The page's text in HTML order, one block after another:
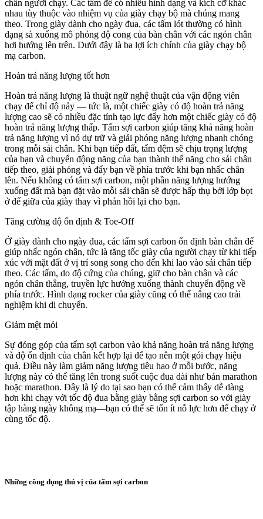
chân người chạy. Các tấm đế có nhiều hình dạng và kích cỡ khác
nhau tùy thuộc vào nhiệm vụ của giày chạy bộ mà chúng mang
theo. Trong giày dành cho ngày đua, các tấm lót thường có hình
dạng sà xuống mô phỏng độ cong của bàn chân với các ngón chân
hơi hướng lên trên. Dưới đây là ba lợi ích chính của giày chạy bộ
mạ carbon.
Hoàn trả năng lượng tốt hơn
Hoàn trả năng lượng là thuật ngữ nghệ thuật của vận động viên
chạy để chỉ độ nảy — tức là, một chiếc giày có độ hoàn trả năng
lượng cao sẽ có nhiều đặc tính tạo lực đẩy hơn một chiếc giày có độ
hoàn trả năng lượng thấp. Tấm sợi carbon giúp tăng khả năng hoàn
trả năng lượng vì nó dự trữ và giải phóng năng lượng nhanh chóng
trong mỗi sải chân. Khi bạn tiếp đất, tấm đệm sẽ chịu trọng lượng
của bạn và chuyển động năng của bạn thành thế năng cho sải chân
tiếp theo, giải phóng và đẩy bạn về phía trước khi bạn nhấc chân
lên. Nếu không có tấm sợi carbon, một phần năng lượng hướng
xuống đất mà bạn đặt vào mỗi sải chân sẽ được hấp thụ bởi lớp bọt
ở đế giữa của giày thay vì phản hồi lại cho bạn.
Tăng cường độ ổn định & Toe-Off
Ở giày dành cho ngày đua, các tấm sợi carbon ổn định bàn chân để
giúp nhấc ngón chân, tức là tăng tốc giày của người chạy từ khi tiếp
xúc với mặt đất ở vị trí song song cho đến khi lao vào sải chân tiếp
theo. Các tấm, do độ cứng của chúng, giữ cho bàn chân và các
ngón chân thẳng, truyền lực hướng xuống thành chuyển động về
phía trước. Hình dạng rocker của giày cũng có thể nâng cao trải
nghiệm khi di chuyển.
Giảm mệt mỏi
Sự đóng góp của tấm sợi carbon vào khả năng hoàn trả năng lượng
và độ ổn định của chân kết hợp lại để tạo nên một gói chạy hiệu
quả. Điều này làm giảm năng lượng tiêu hao ở mỗi bước, năng
lượng này có thể tăng lên trong suốt cuộc đua dài như bán marathon
hoặc marathon. Đây là lý do tại sao bạn có thể cảm thấy dễ dàng
hơn khi chạy với tốc độ đua bằng giày bằng sợi carbon so với giày
tập hàng ngày không mạ—bạn có thể sẽ tốn ít nỗ lực hơn để chạy ở
cùng tốc độ.
Những công dụng thú vị của tấm sợi carbon